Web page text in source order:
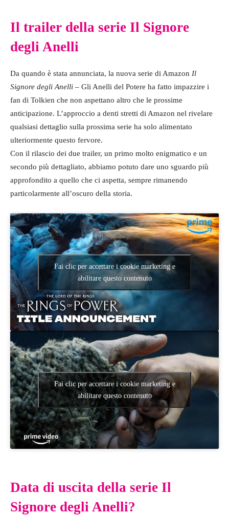
Il trailer della serie Il Signore
degli Anelli
Da quando è stata annunciata, la nuova serie di Amazon Il
Signore degli Anelli – Gli Anelli del Potere ha fatto impazzire i
fan di Tolkien che non aspettano altro che le prossime
anticipazione. L’approccio a denti stretti di Amazon nel rivelare
qualsiasi dettaglio sulla prossima serie ha solo alimentato
ulteriormente questo fervore.
Con il rilascio dei due trailer, un primo molto enigmatico e un
secondo più dettagliato, abbiamo potuto dare uno sguardo più
approfondito a quello che ci aspetta, sempre rimanendo
particolarmente all’oscuro della storia.
Fai clic per accettare i cookie marketing e
abilitare questo contenuto
Fai clic per accettare i cookie marketing e
abilitare questo contenuto
Data di uscita della serie Il
Signore degli Anelli?